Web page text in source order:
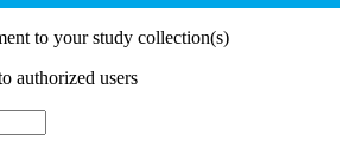
to your study collection(s)
authorized users